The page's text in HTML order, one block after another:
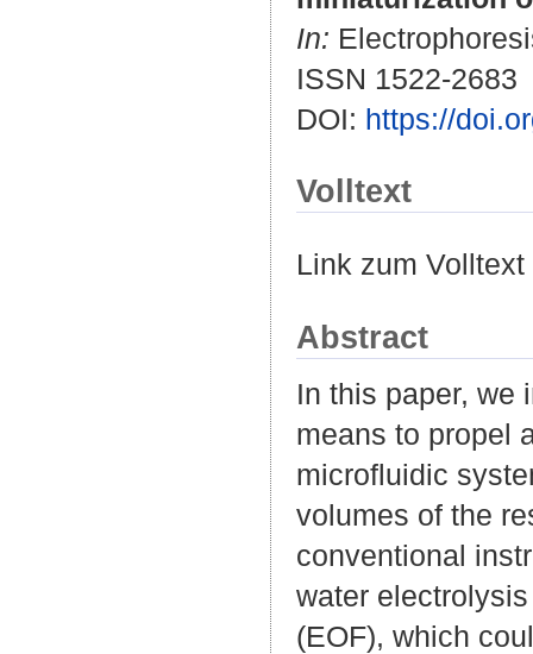
In:
ISSN 1522-2683
DOI: https://
Volltext
Link zum
Abstract
In this paper, we
means to propel
microfluidic
volumes of the
conventional
water
(EOF), which